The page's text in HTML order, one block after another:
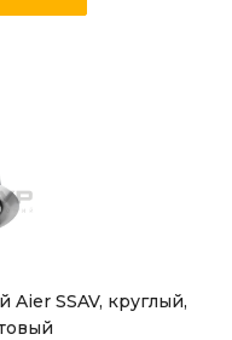
SSAV, круглый,